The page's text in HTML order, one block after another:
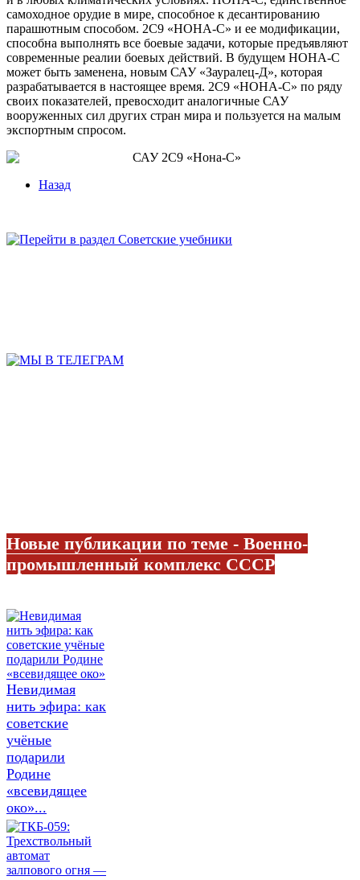
самоходное орудие в мире, способное к десантированию
парашютным способом. 2С9 «НОНА-С» и ее модификации,
способна выполнять все боевые задачи, которые предъявляют
современные реалии боевых действий. В будущем НОНА-С
может быть заменена, новым САУ «Зауралец-Д», которая
разрабатывается в настоящее время. 2С9 «НОНА-С» по ряду
своих показателей, превосходит аналогичные САУ
вооруженных сил других стран мира и пользуется на малым
экспортным спросом.
Назад
Новые публикации по теме - Военно-
промышленный комплекс СССР
Невидимая
нить эфира: как
советские
учёные
подарили
Родине
«всевидящее
око»...